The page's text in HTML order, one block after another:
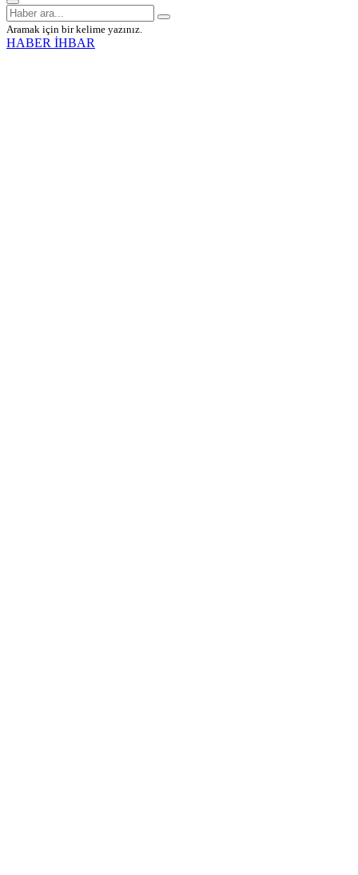
Aramak için bir kelime yazınız.
HABER İHBAR